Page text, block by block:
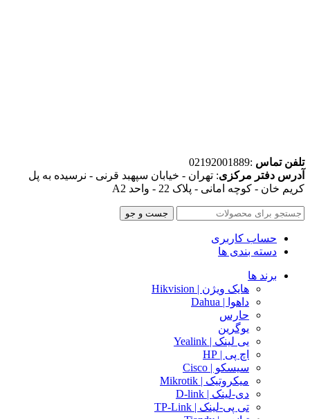
تلفن تماس :02192001889
آدرس دفتر مرکزی: تهران - خیابان سپهبد قرنی - نرسیده به پل
کریم خان - کوچه امانی - پلاک 22 - واحد A2
جست و جو
حساب کاربری
دسته بندی ها
برند ها
هایک ویژن | Hikvision
داهوا | Dahua
حارس
یوگرین
یی لینک | Yealink
اچ پی | HP
سیسکو | Cisco
میکروتیک | Mikrotik
دی-لینک | D-link
تی پی-لینک | TP-Link